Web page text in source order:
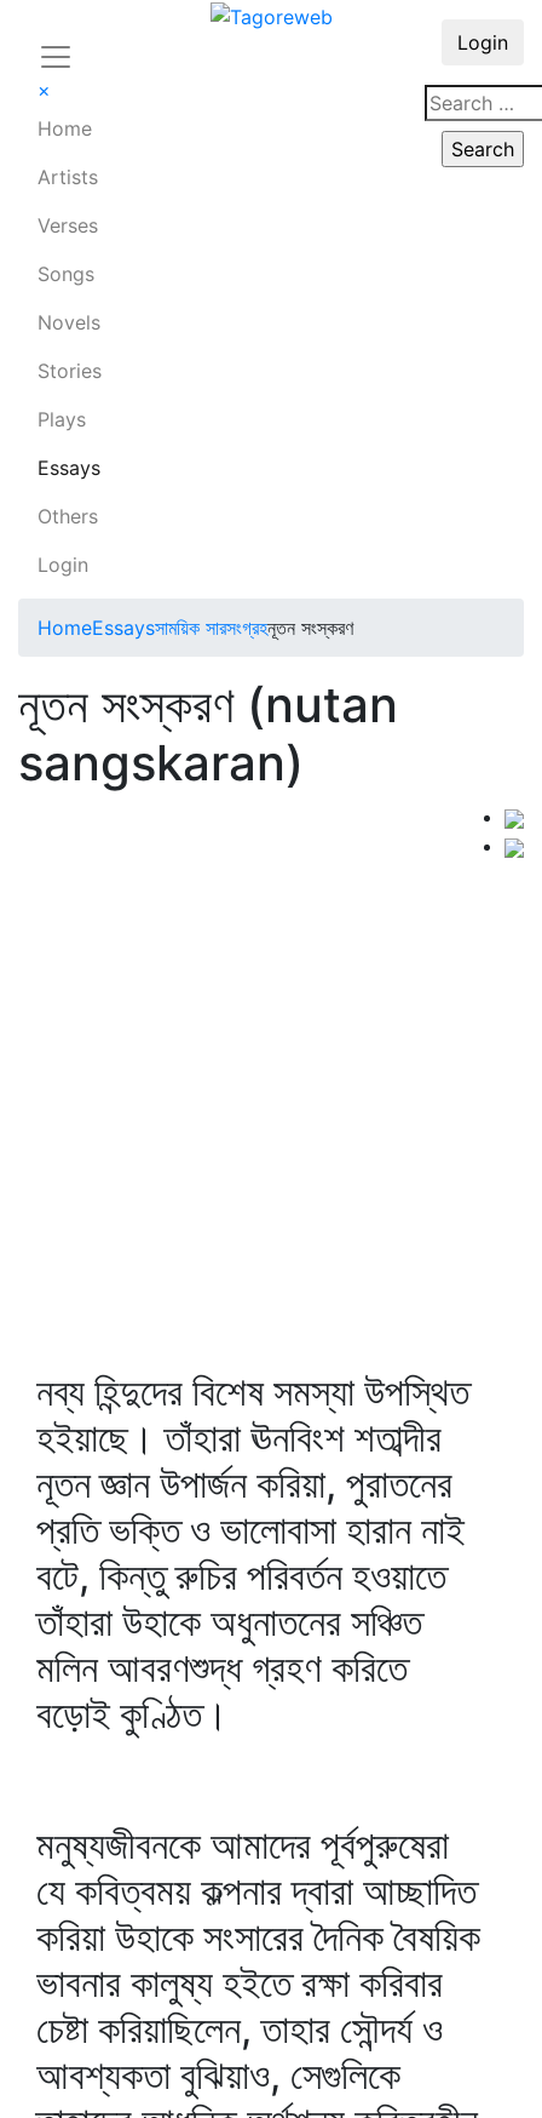
×
Home
Artists
Verses
Songs
Novels
Stories
Plays
Essays
Others
Login
Login
HomeEssaysসাময়িক সারসংগ্রহনূতন সংস্করণ
নূতন সংস্করণ (nutan
sangskaran)
নব্য হিন্দুদের বিশেষ সমস্যা উপস্থিত
হইয়াছে। তাঁহারা ঊনবিংশ শতাব্দীর
নূতন জ্ঞান উপার্জন করিয়া, পুরাতনের
প্রতি ভক্তি ও ভালোবাসা হারান নাই
বটে, কিন্তু রুচির পরিবর্তন হওয়াতে
তাঁহারা উহাকে অধুনাতনের সঞ্চিত
মলিন আবরণশুদ্ধ গ্রহণ করিতে
বড়োই কুণ্ঠিত।
মনুষ্যজীবনকে আমাদের পূর্বপুরুষেরা
যে কবিত্বময় কল্পনার দ্বারা আচ্ছাদিত
করিয়া উহাকে সংসারের দৈনিক বৈষয়িক
ভাবনার কালুষ্য হইতে রক্ষা করিবার
চেষ্টা করিয়াছিলেন, তাহার সৌন্দর্য ও
আবশ্যকতা বুঝিয়াও, সেগুলিকে